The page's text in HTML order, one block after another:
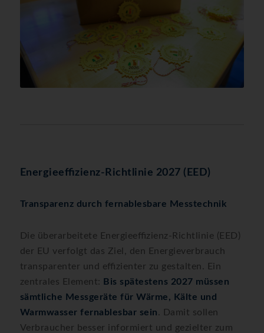
Energieeffizienz-Richtlinie 2027 (EED)
Transparenz durch fernablesbare Messtechnik
Die überarbeitete Energieeffizienz-Richtlinie (EED)
der EU verfolgt das Ziel, den Energieverbrauch
transparenter und effizienter zu gestalten. Ein
zentrales Element: Bis spätestens 2027 müssen
sämtliche Messgeräte für Wärme, Kälte und
Warmwasser fernablesbar sein. Damit sollen
Verbraucher besser informiert und gezielter zum